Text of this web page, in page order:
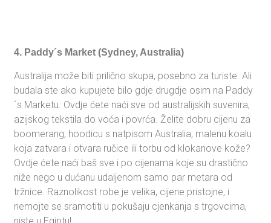
4. Paddy´s Market (Sydney, Australia)
Australija može biti prilično skupa, posebno za turiste. Ali
budala ste ako kupujete bilo gdje drugdje osim na Paddy
´s Marketu. Ovdje ćete naći sve od australijskih suvenira,
azijskog tekstila do voća i povrća. Želite dobru cijenu za
boomerang, hoodicu s natpisom Australia, malenu koalu
koja zatvara i otvara ručice ili torbu od klokanove kože?
Ovdje ćete naći baš sve i po cijenama koje su drastično
niže nego u dućanu udaljenom samo par metara od
tržnice. Raznolikost robe je velika, cijene pristojne, i
nemojte se sramotiti u pokušaju cjenkanja s trgovcima,
niste u Egiptu!